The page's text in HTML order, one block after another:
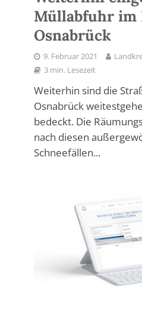
Müllabfuhr im
Osnabrück
9. Februar 2021
3 min. Lesezeit
Weiterhin sind die
Osnabrück
bedeckt. Die
nach diesen
Schneefällen...